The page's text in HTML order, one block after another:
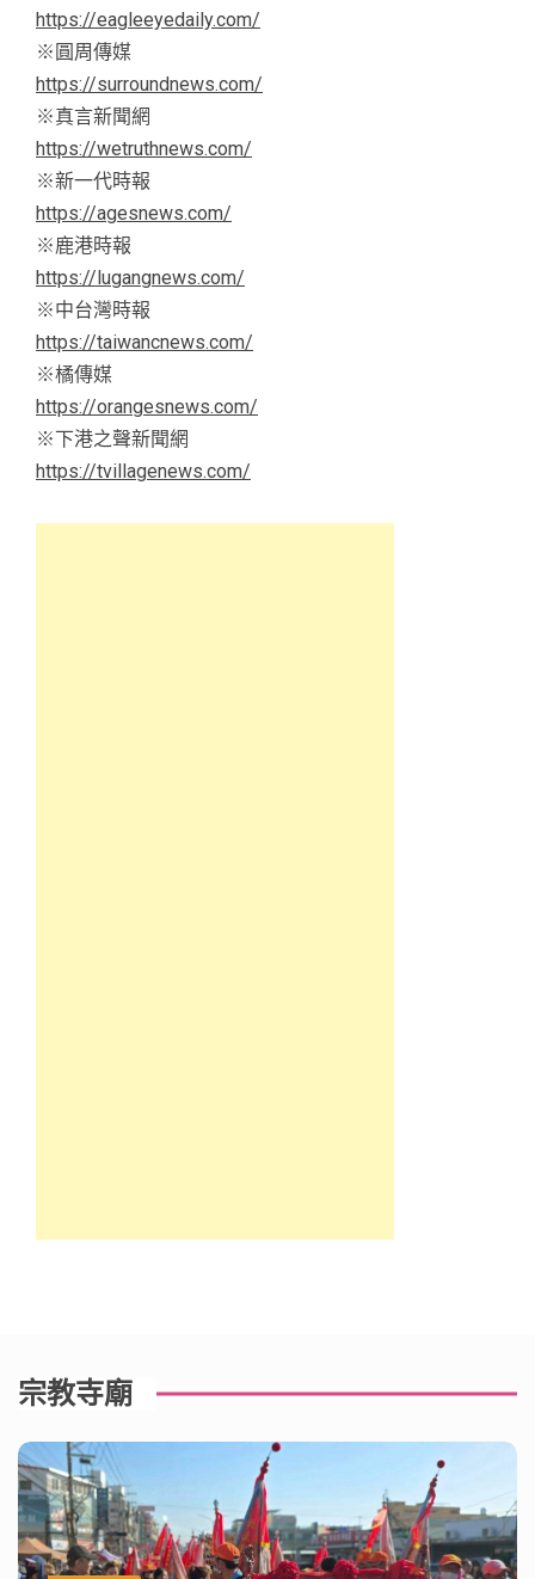
https://eagleeyedaily.com/
※圓周傳媒
https://surroundnews.com/
※真言新聞網
https://wetruthnews.com/
※新一代時報
https://agesnews.com/
※鹿港時報
https://lugangnews.com/
※中台灣時報
https://taiwancnews.com/
※橘傳媒
https://orangesnews.com/
※下港之聲新聞網
https://tvillagenews.com/
宗教寺廟